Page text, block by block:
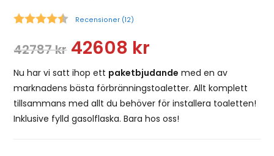
Recensioner (12)
42787kr 42608 kr
Nu har vi satt ihop ett paketbjudande med en av
marknadens bästa förbränningstoaletter. Allt komplett
tillsammans med allt du behöver för installera toaletten!
Inklusive fylld gasolflaska. Bara hos oss!